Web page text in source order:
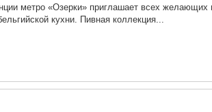
метро «Озерки» приглашает всех желающих
кухни. Пивная коллекция...